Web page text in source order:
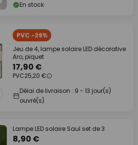
En stock
PVC -29%
Jeu de 4, lampe solaire LED décorative
Aro, piquet
17,90 €
PVC25,20 €
Délai de livraison : 9 - 13 jour(s)
ouvré(s)
Lampe LED solaire Saul set de 3
8,90 €